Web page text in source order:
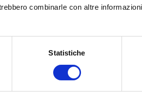
combinarle con altre
Statistiche